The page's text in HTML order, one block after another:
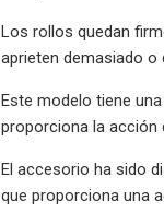
Los rollos quedan
aprieten demasiado o
Este modelo tiene
proporciona la acción
El accesorio ha sido
que proporciona una